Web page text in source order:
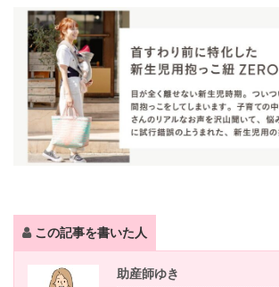
この記事を書いた人
助産師ゆき